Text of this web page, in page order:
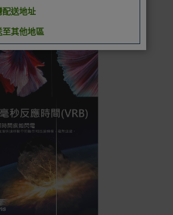
MONEY)
使用行動裝置
(原Samsung Pay)：須使用行動裝
送地址
其他地區